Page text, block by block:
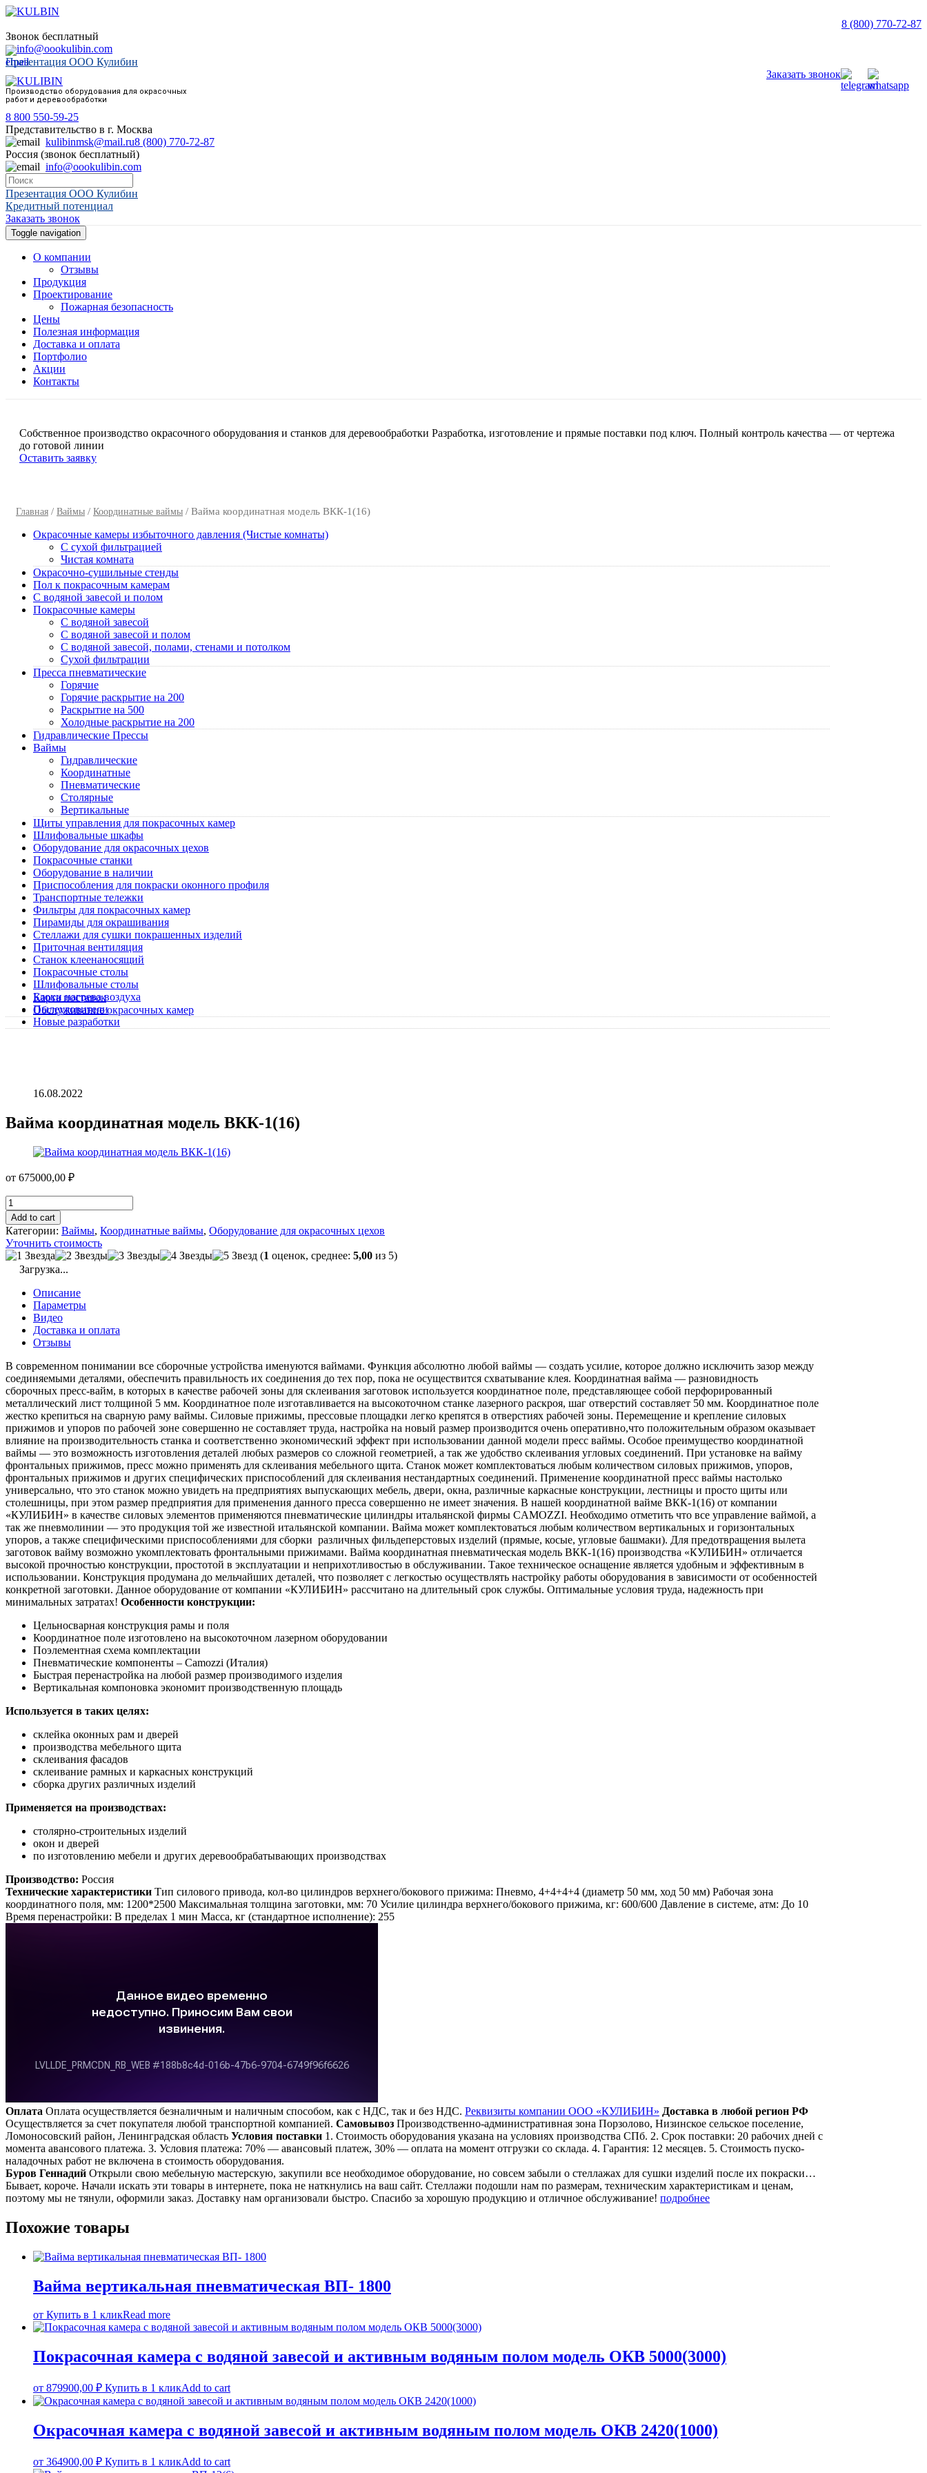
8 (800) 770-72-87
Звонок бесплатный
info@oookulibin.com
Презентация ООО Кулибин
Заказать звонок
Производство оборудования для окрасочных
работ и деревообработки
8 800 550-59-25
Представительство в г. Москва
kulibinmsk@mail.ru8 (800) 770-72-87
Россия (звонок бесплатный)
info@oookulibin.com
Презентация ООО Кулибин
Кредитный потенциал
Заказать звонок
Toggle navigation
О компании
Отзывы
Продукция
Проектирование
Пожарная безопасность
Цены
Полезная информация
Доставка и оплата
Портфолио
Акции
Контакты
Собственное производство окрасочного оборудования и станков для деревообработки Разработка, изготовление и прямые поставки под ключ. Полный контроль качества — от чертежа
до готовой линии
Оставить заявку
Главная / Ваймы / Координатные ваймы / Вайма координатная модель ВКК-1(16)
Окрасочные камеры избыточного давления (Чистые комнаты)
C сухой фильтрацией
Чистая комната
Окрасочно-сушильные стенды
Пол к покрасочным камерам
C водяной завесой и полом
Покрасочные камеры
C водяной завесой
C водяной завесой и полом
C водяной завесой, полами, стенами и потолком
Cухой фильтрации
Пресса пневматические
Горячие
Горячие раскрытие на 200
Раскрытие на 500
Холодные раскрытие на 200
Гидравлические Прессы
Ваймы
Гидравлические
Координатные
Пневматические
Столярные
Вертикальные
Щиты управления для покрасочных камер
Шлифовальные шкафы
Оборудование для окрасочных цехов
Покрасочные станки
Оборудование в наличии
Приспособления для покраски оконного профиля
Транспортные тележки
Фильтры для покрасочных камер
Пирамиды для окрашивания
Стеллажи для сушки покрашенных изделий
Приточная вентиляция
Станок клеенаносящий
Покрасочные столы
Шлифовальные столы
Блоки нагрева воздуха
Пылеуловители
Новые разработки
Карта поставок
Обслуживание окрасочных камер
16.08.2022
Вайма координатная модель ВКК-1(16)
от 675000,00 ₽
Вайма
координатная
модель
ВКК-1(16)
quantity
Add to cart
Категории: Ваймы, Координатные ваймы, Оборудование для окрасочных цехов
Уточнить стоимость
(1 оценок, среднее: 5,00 из 5)
Загрузка...
Описание
Параметры
Видео
Доставка и оплата
Отзывы
В современном понимании все сборочные устройства именуются ваймами. Функция абсолютно любой ваймы — создать усилие, которое должно исключить зазор между
соединяемыми деталями, обеспечить правильность их соединения до тех пор, пока не осуществится схватывание клея. Координатная вайма — разновидность
сборочных пресс-вайм, в которых в качестве рабочей зоны для склеивания заготовок используется координатное поле, представляющее собой перфорированный
металлический лист толщиной 5 мм. Координатное поле изготавливается на высокоточном станке лазерного раскроя, шаг отверстий составляет 50 мм. Координатное поле
жестко крепиться на сварную раму ваймы. Силовые прижимы, прессовые площадки легко крепятся в отверстиях рабочей зоны. Перемещение и крепление силовых
прижимов и упоров по рабочей зоне совершенно не составляет труда, настройка на новый размер производится очень оперативно,что положительным образом оказывает
влияние на производительность станка и соответственно экономический эффект при использовании данной модели пресс ваймы. Особое преимущество координатной
ваймы — это возможность изготовления деталей любых размеров со сложной геометрией, а так же удобство склеивания угловых соединений. При установке на вайму
фронтальных прижимов, пресс можно применять для склеивания мебельного щита. Станок может комплектоваться любым количеством силовых прижимов, упоров,
фронтальных прижимов и других специфических приспособлений для склеивания нестандартных соединений. Применение координатной пресс ваймы настолько
универсально, что это станок можно увидеть на предприятиях выпускающих мебель, двери, окна, различные каркасные конструкции, лестницы и просто щиты или
столешницы, при этом размер предприятия для применения данного пресса совершенно не имеет значения. В нашей координатной вайме ВКК-1(16) от компании
«КУЛИБИН» в качестве силовых элементов применяются пневматические цилиндры итальянской фирмы CAMOZZI. Необходимо отметить что все управление ваймой, а
так же пневмолинии — это продукция той же известной итальянской компании. Вайма может комплектоваться любым количеством вертикальных и горизонтальных
упоров, а также специфическими приспособлениями для сборки различных фильдеперстовых изделий (прямые, косые, угловые башмаки). Для предотвращения вылета
заготовок вайму возможно укомплектовать фронтальными прижимами. Вайма координатная пневматическая модель ВКК-1(16) производства «КУЛИБИН» отличается
высокой прочностью конструкции, простотой в эксплуатации и неприхотливостью в обслуживании. Такое техническое оснащение является удобным и эффективным в
использовании. Конструкция продумана до мельчайших деталей, что позволяет с легкостью осуществлять настройку работы оборудования в зависимости от особенностей
конкретной заготовки. Данное оборудование от компании «КУЛИБИН» рассчитано на длительный срок службы. Оптимальные условия труда, надежность при
минимальных затратах! Особенности конструкции:
Цельносварная конструкция рамы и поля
Координатное поле изготовлено на высокоточном лазерном оборудовании
Поэлементная схема комплектации
Пневматические компоненты – Camozzi (Италия)
Быстрая перенастройка на любой размер производимого изделия
Вертикальная компоновка экономит производственную площадь
Используется в таких целях:
склейка оконных рам и дверей
производства мебельного щита
склеивания фасадов
склеивание рамных и каркасных конструкций
сборка других различных изделий
Применяется на производствах:
столярно-строительных изделий
окон и дверей
по изготовлению мебели и других деревообрабатывающих производствах
Производство: Россия
Технические характеристики Тип силового привода, кол-во цилиндров верхнего/бокового прижима: Пневмо, 4+4+4+4 (диаметр 50 мм, ход 50 мм) Рабочая зона
координатного поля, мм: 1200*2500 Максимальная толщина заготовки, мм: 70 Усилие цилиндра верхнего/бокового прижима, кг: 600/600 Давление в системе, атм: До 10
Время перенастройки: В пределах 1 мин Масса, кг (стандартное исполнение): 255
Оплата Оплата осуществляется безналичным и наличным способом, как с НДС, так и без НДС. Реквизиты компании ООО «КУЛИБИН» Доставка в любой регион РФ
Осуществляется за счет покупателя любой транспортной компанией. Самовывоз Производственно-административная зона Порзолово, Низинское сельское поселение,
Ломоносовский район, Ленинградская область Условия поставки 1. Стоимость оборудования указана на условиях производства СПб. 2. Срок поставки: 20 рабочих дней с
момента авансового платежа. 3. Условия платежа: 70% — авансовый платеж, 30% — оплата на момент отгрузки со склада. 4. Гарантия: 12 месяцев. 5. Стоимость пуско-
наладочных работ не включена в стоимость оборудования.
Буров Геннадий Открыли свою мебельную мастерскую, закупили все необходимое оборудование, но совсем забыли о стеллажах для сушки изделий после их покраски…
Бывает, короче. Начали искать эти товары в интернете, пока не наткнулись на ваш сайт. Стеллажи подошли нам по размерам, техническим характеристикам и ценам,
поэтому мы не тянули, оформили заказ. Доставку нам организовали быстро. Спасибо за хорошую продукцию и отличное обслуживание! подробнее
Похожие товары
Вайма вертикальная пневматическая ВП- 1800
от Купить в 1 кликRead more
Покрасочная камера с водяной завесой и активным водяным полом модель ОКВ 5000(3000)
от 879900,00 ₽ Купить в 1 кликAdd to cart
Окрасочная камера с водяной завесой и активным водяным полом модель ОКВ 2420(1000)
от 364900,00 ₽ Купить в 1 кликAdd to cart